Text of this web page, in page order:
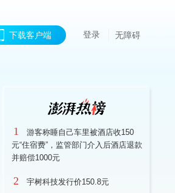
下载客户端 登录 无障碍
1
游客称睡自己车里被酒店收150
元“住宿费”，监管部门介入后酒店退款
并赔偿1000元
2 宇树科技发行价150.8元